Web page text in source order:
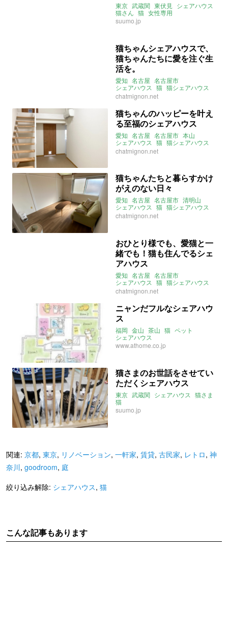
東京 武蔵関 東伏見
シェアハウス
猫さん 猫 女性専用
suumo.jp
猫ちゃんシェアハウスで、
猫ちゃんたちに愛を注ぐ生
活を。
愛知 名古屋 名古屋市
シェアハウス 猫 猫シェアハウス
桜山 シャミニヨン
chatmignon.net
猫ちゃんのハッピーを叶え
る至福のシェアハウス
愛知 名古屋 名古屋市 本山
シェアハウス 猫 猫シェアハウス
シャミニヨン
chatmignon.net
猫ちゃんたちと暮らすかけ
がえのない日々
愛知 名古屋 名古屋市 清明山
シェアハウス 猫 猫シェアハウス
シャミニヨン
chatmignon.net
おひとり様でも、愛猫と一
緒でも！猫も住んでるシェ
アハウス
愛知 名古屋 名古屋市
シェアハウス 猫 猫シェアハウス
instagram シャミニヨン
chatmignon.net
ニャンだフルなシェアハウ
ス
福岡 金山 茶山 猫 ペット
シェアハウス
www.athome.co.jp
猫さまのお世話をさせてい
ただくシェアハウス
東京 武蔵関 シェアハウス 猫さま
猫
suumo.jp
関連: 京都, 東京, リノベーション, 一軒家, 賃貸, 古民家, レトロ, 神
奈川, goodroom, 庭
絞り込み解除: シェアハウス, 猫
こんな記事もあります